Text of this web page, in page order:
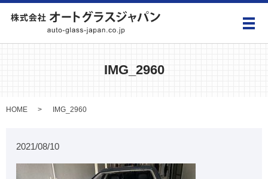
メ
IMG_2960
HOME IMG_2960
2021/08/10